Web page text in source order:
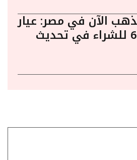
الآن في مصر: عيار
24 يسجل 6735 للشراء في تحديث